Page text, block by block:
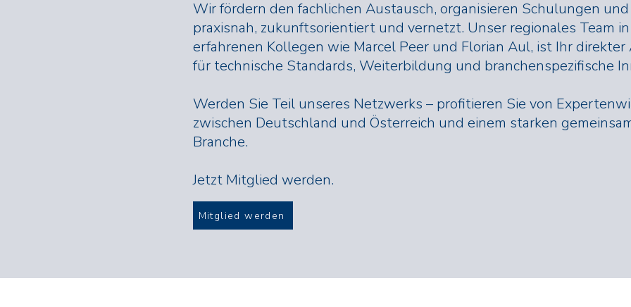
Wir fördern den fachlichen Austausch, organisieren Schulungen
praxisnah, zukunftsorientiert und vernetzt. Unser regionales Team
erfahrenen Kollegen wie Marcel Peer und Florian Aul, ist Ihr
für technische Standards, Weiterbildung und branchenspezifische
Werden Sie Teil unseres Netzwerks – profitieren Sie von
zwischen Deutschland und Österreich und einem starken
Branche.
Jetzt Mitglied werden.
Mitglied werden